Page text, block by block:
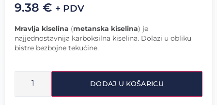
9.38 € + PDV
Mravlja kiselina (metanska kiselina) je
najjednostavnija karboksilna kiselina. Dolazi u obliku
bistre bezbojne tekućine.
DODAJ U KOŠARICU